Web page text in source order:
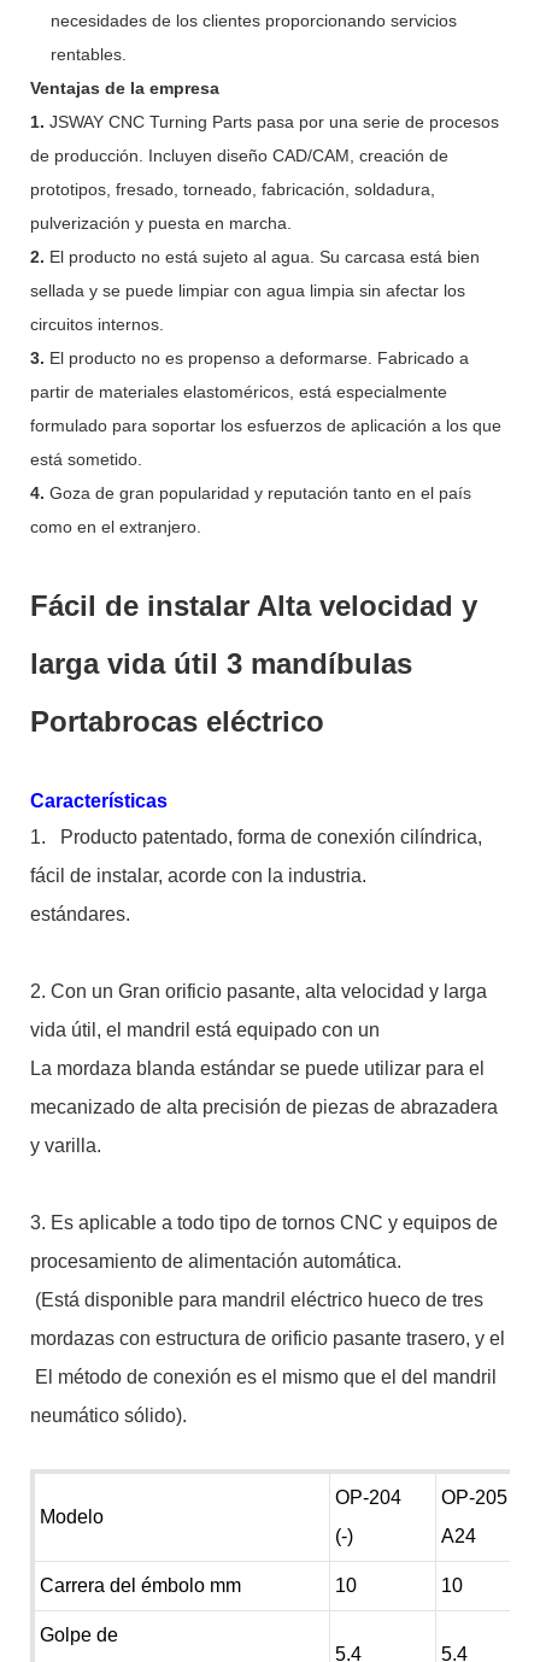
necesidades de los clientes proporcionando servicios
rentables.
Ventajas de la empresa
1. JSWAY CNC Turning Parts pasa por una serie de procesos
de producción. Incluyen diseño CAD/CAM, creación de
prototipos, fresado, torneado, fabricación, soldadura,
pulverización y puesta en marcha.
2. El producto no está sujeto al agua. Su carcasa está bien
sellada y se puede limpiar con agua limpia sin afectar los
circuitos internos.
3. El producto no es propenso a deformarse. Fabricado a
partir de materiales elastoméricos, está especialmente
formulado para soportar los esfuerzos de aplicación a los que
está sometido.
4. Goza de gran popularidad y reputación tanto en el país
como en el extranjero.
Fácil de instalar Alta velocidad y
larga vida útil 3 mandíbulas
Portabrocas eléctrico
Características
1.
Producto patentado, forma de conexión cilíndrica,
fácil de instalar, acorde con la industria.
estándares.
2. Con un Gran orificio pasante, alta velocidad y larga
vida útil, el mandril está equipado con un
La mordaza blanda estándar se puede utilizar para el
mecanizado de alta precisión de piezas de abrazadera
y varilla.
3. Es aplicable a todo tipo de tornos CNC y equipos de
procesamiento de alimentación automática.
(Está disponible para mandril eléctrico hueco de tres
mordazas con estructura de orificio pasante trasero, y el
El método de conexión es el mismo que el del mandril
neumático sólido).
Modelo
OP-204
(-)
OP-205
A24
Carrera del émbolo mm 10 10
Golpe de
5.4
5.4